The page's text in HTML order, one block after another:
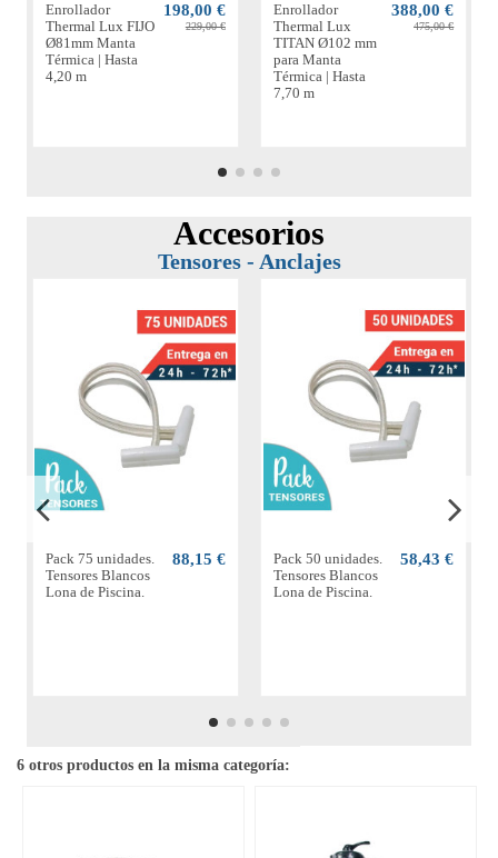
Enrollador
Thermal Lux FIJO
Ø81mm Manta
Térmica | Hasta
4,20 m
198,00 €
229,00 €
Enrollador
Thermal Lux
TITAN Ø102 mm
para Manta
Térmica | Hasta
7,70 m
388,00 €
475,00 €
Accesorios
Tensores - Anclajes
Pack 75 unidades.
Tensores Blancos
Lona de Piscina.
88,15 €
Pack 50 unidades.
Tensores Blancos
Lona de Piscina.
58,43 €
6 otros productos en la misma categoría: